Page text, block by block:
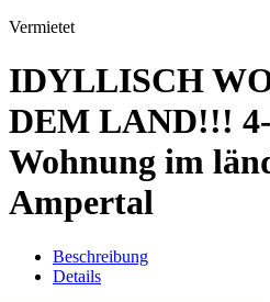
Vermietet
IDYLLISCH
DEM LAND!!!
Wohnung im
Ampertal
Beschreibung
Details